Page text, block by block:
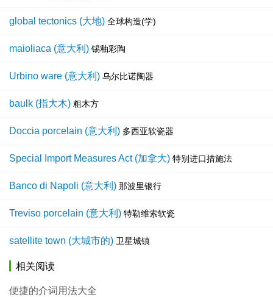
global tectonics (大地) 全球构造(学)
maioliaca (意大利) 锡釉彩陶
Urbino ware (意大利) 乌尔比诺陶器
baulk (指大木) 粗木方
Doccia porcelain (意大利) 多西亚软瓷器
Special Import Measures Act (加拿大) 特别进口措施法
Banco di Napoli (意大利) 那波里银行
Treviso porcelain (意大利) 特勒维索软瓷
satellite town (大城市的) 卫星城镇
相关阅读
便捷的介词用法大全